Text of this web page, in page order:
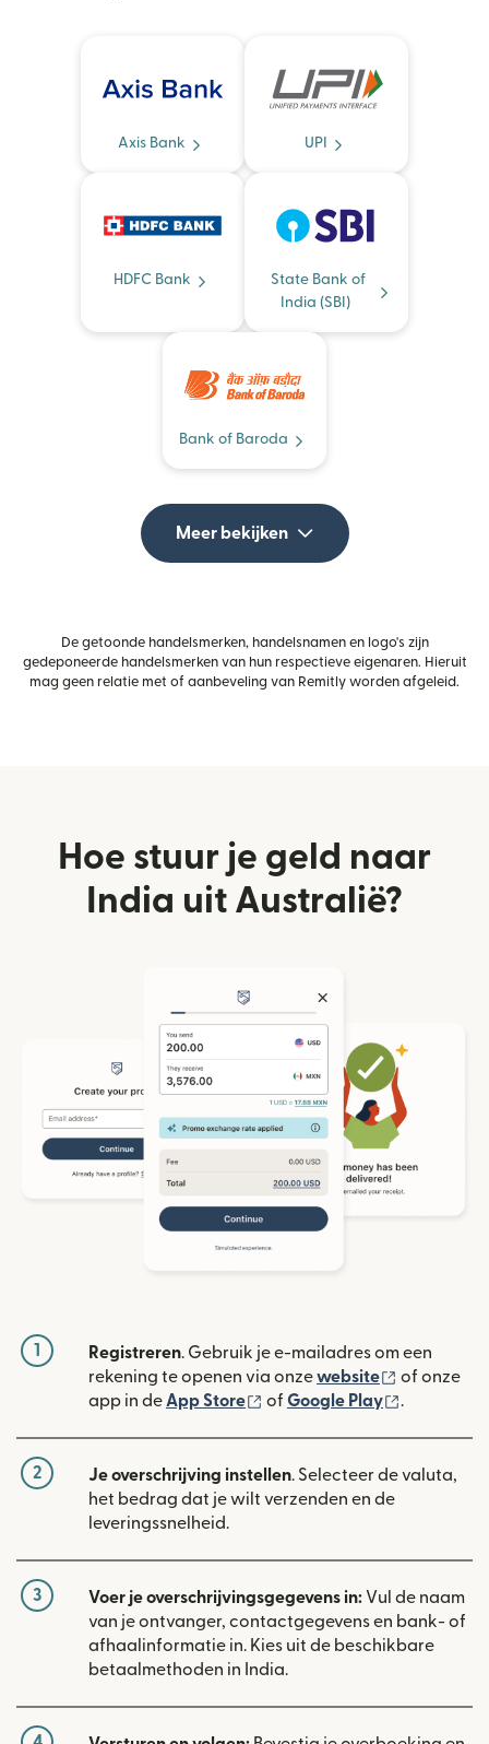
Axis Bank UPI
HDFC Bank
State Bank of
India (SBI)
Bank of Baroda
Meer bekijken
De getoonde handelsmerken, handelsnamen en logo's zijn
gedeponeerde handelsmerken van hun respectieve eigenaren. Hieruit
mag geen relatie met of aanbeveling van Remitly worden afgeleid.
Hoe stuur je geld naar
India uit Australië?
1 Registreren. Gebruik je e-mailadres om een
rekening te openen via onzewebsite (wordt
of onze
app in deApp Store (wordt geopend in een
of Google Play (wordt
.
2 Je overschrijving instellen. Selecteer de valuta,
het bedrag dat je wilt verzenden en de
leveringssnelheid.
3 Voer je overschrijvingsgegevens in: Vul de naam
van je ontvanger, contactgegevens en bank- of
afhaalinformatie in. Kies uit de beschikbare
betaalmethoden in India.